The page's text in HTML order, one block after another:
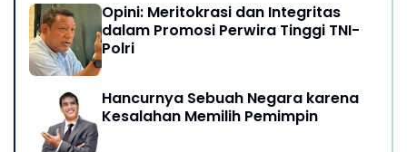
Opini: Meritokrasi dan Integritas
dalam Promosi Perwira Tinggi TNI-
Polri
Hancurnya Sebuah Negara karena
Kesalahan Memilih Pemimpin